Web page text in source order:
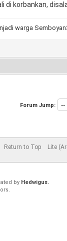
di korbankan,
warga
Forum Jump:
Return to Top
Lite
by Hedwigus.